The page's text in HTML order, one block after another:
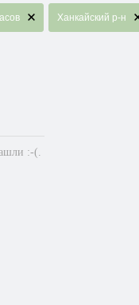
Ханкайский р-н
:-(.